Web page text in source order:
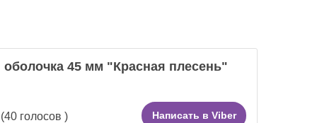
45 мм "Красная плесень"
40 голосов ) Написать в Viber